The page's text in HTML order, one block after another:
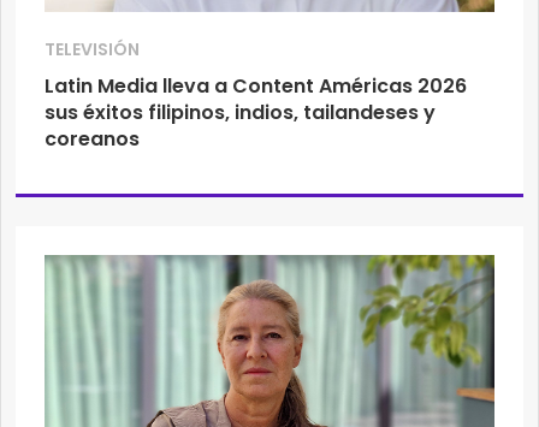
TELEVISIÓN
Latin Media lleva a Content Américas 2026
sus éxitos filipinos, indios, tailandeses y
coreanos